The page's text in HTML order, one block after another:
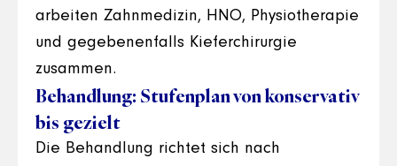
arbeiten Zahnmedizin, HNO, Physiotherapie
und gegebenenfalls Kieferchirurgie
zusammen.
Behandlung: Stufenplan von konservativ
bis gezielt
Die Behandlung richtet sich nach